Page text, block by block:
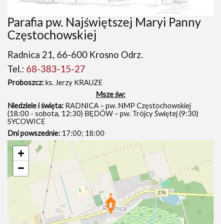
Parafia pw. Najświętszej Maryi Panny
Częstochowskiej
Radnica 21, 66-600 Krosno Odrz.
Tel.: 68-383-15-27
Proboszcz:ks. Jerzy KRAUZE
Msze św:
Niedziele i święta: RADNICA – pw. NMP Częstochowskiej
(18:00 - sobota, 12:30) BĘDÓW – pw. Trójcy Świętej (9:30)
SYCOWICE
Dni powszednie: 17:00; 18:00
+
−